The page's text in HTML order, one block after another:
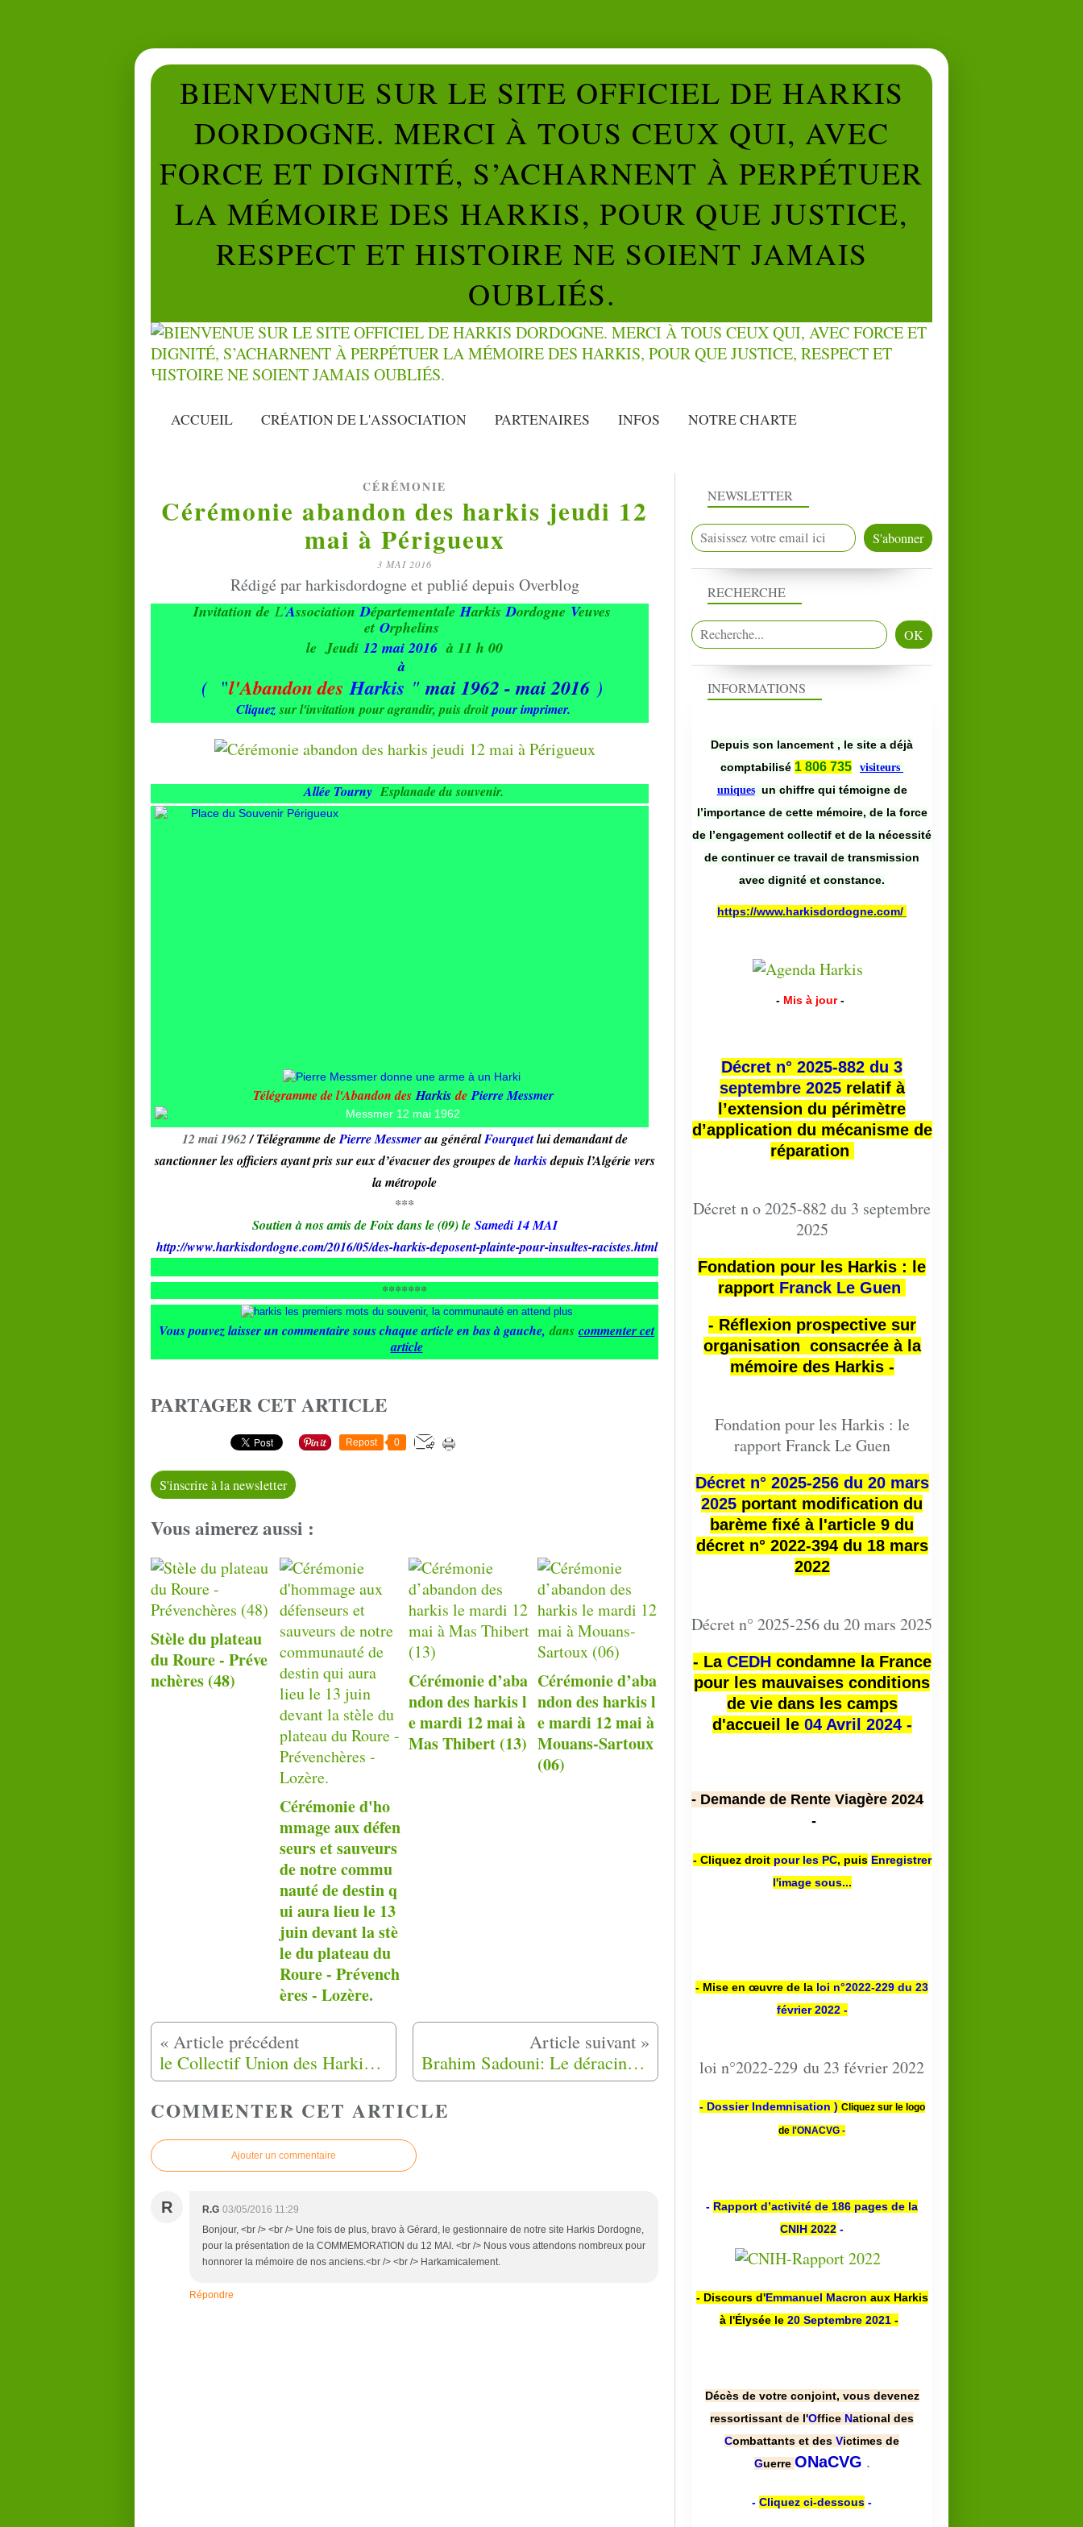
BIENVENUE SUR LE SITE OFFICIEL DE HARKIS
DORDOGNE. MERCI À TOUS CEUX QUI, AVEC
FORCE ET DIGNITÉ, S’ACHARNENT À PERPÉTUER
LA MÉMOIRE DES HARKIS, POUR QUE JUSTICE,
RESPECT ET HISTOIRE NE SOIENT JAMAIS
OUBLIÉS.
ACCUEIL CRÉATION DE L'ASSOCIATION PARTENAIRES INFOS NOTRE CHARTE
CÉRÉMONIE
Cérémonie abandon des harkis jeudi 12
mai à Périgueux
3 MAI 2016
Rédigé par harkisdordogne et publié depuis Overblog
Invitation de L'Association Départementale Harkis Dordogne Veuves
et Orphelins
le Jeudi 12 mai 2016à 11 h 00
à
( "l'Abandon desHarkis " mai 1962 - mai 2016 )
Cliquezsur l'invitation pour agrandir, puis droitpour imprimer.
Allée TournyEsplanade du souvenir.
Télégramme de l'Abandon desHarkisde Pierre Messmer
12 mai 1962/ Télégramme dePierre Messmerau généralFourquet lui demandant de
sanctionner les officiers ayant pris sur eux d’évacuer des groupes de harkisdepuis l’Algérie vers
la métropole
***
Soutien à nos amis de Foix dans le (09) leSamedi 14 MAI
http://www.harkisdordogne.com/2016/05/des-harkis-deposent-plainte-pour-insultes-racistes.html
*******
Vous pouvez laisser un commentaire sous chaque article en bas à gauche, dans commenter cet
article
PARTAGER CET ARTICLE
Repost 0
S'inscrire à la newsletter
Vous aimerez aussi :
Stèle du plateau
du Roure - Préve
nchères (48)
Cérémonie d'ho
mmage aux défen
seurs et sauveurs
de notre commu
nauté de destin q
ui aura lieu le 13
juin devant la stè
le du plateau du
Roure - Prévench
ères - Lozère.
Cérémonie d’aba
ndon des harkis l
e mardi 12 mai à
Mas Thibert (13)
Cérémonie d’aba
ndon des harkis l
e mardi 12 mai à
Mouans-Sartoux
(06)
le Collectif Union des Harkis des Hauts de France organisent le 28 mai 2016 à Lille un rassemblement devant la préfecture Brahim Sadouni: Le déracinement (3-4-5 ) de 5
COMMENTER CET ARTICLE
Ajouter un commentaire
R R.G 03/05/2016 11:29
Bonjour, <br /> <br /> Une fois de plus, bravo à Gérard, le gestionnaire de notre site Harkis Dordogne,
pour la présentation de la COMMEMORATION du 12 MAI. <br /> Nous vous attendons nombreux pour
honnorer la mémoire de nos anciens.<br /> <br /> Harkamicalement.
Répondre
NEWSLETTER
RECHERCHE
INFORMATIONS
Depuis son lancement , le site a déjà
comptabilisé 1 806 735
visiteurs
uniques un chiffre qui témoigne de
l’importance de cette mémoire, de la force
de l’engagement collectif et de la nécessité
de continuer ce travail de transmission
avec dignité et constance.
https://www.harkisdordogne.com/
- Mis à jour -
Décret n° 2025-882 du 3
septembre 2025relatif à
l’extension du périmètre
d’application du mécanisme de
réparation
Décret n o 2025-882 du 3 septembre
2025
Fondation pour les Harkis : le
rapport Franck Le Guen
- Réflexion prospective sur
organisation consacrée à la
mémoire des Harkis -
Fondation pour les Harkis : le
rapport Franck Le Guen
Décret n° 2025-256 du 20 mars
2025 portant modification du
barème fixé à l'article 9 du
décret n° 2022-394 du 18 mars
2022
Décret n° 2025-256 du 20 mars 2025
- La CEDHcondamne la France
pour les mauvaises conditions
de vie dans les camps
d'accueil le 04 Avril 2024 -
- Demande de Rente Viagère 2024
-
- Cliquez droit pour les PC, puis Enregistrer
l'image sous...
- Mise en œuvre de la loi n°2022-229 du 23
février 2022 -
loi n°2022-229 du 23 février 2022
- Dossier Indemnisation ) Cliquez sur le logo
de l'ONACVG -
- Rapport d’activité de 186 pages de la
CNIH 2022 -
- Discours d'Emmanuel Macron aux Harkis
à l'Élysée le 20 Septembre 2021 -
Décès de votre conjoint, vous devenez
ressortissant de l'Office National des
Combattants et des Victimes de
Guerre ONaCVG .
- Cliquez ci-dessous -